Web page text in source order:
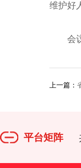
维护好
会议
上一篇：
平台矩阵